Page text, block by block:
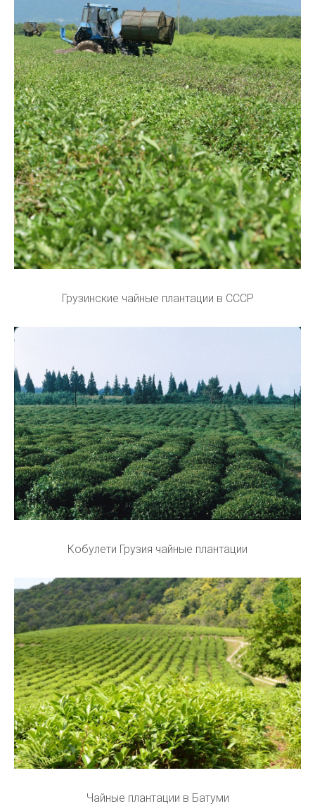
Грузинские чайные плантации в СССР
Кобулети Грузия чайные плантации
Чайные плантации в Батуми